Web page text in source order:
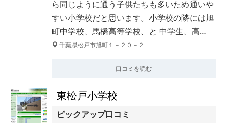
ら同じように通う子供たちも多いため通いや
すい小学校だと思います。小学校の隣には旭
町中学校、馬橋高等学校、と 中学生、高…
千葉県松戸市旭町１－２０－２
口コミを読む
東松戸小学校
ピックアップ口コミ